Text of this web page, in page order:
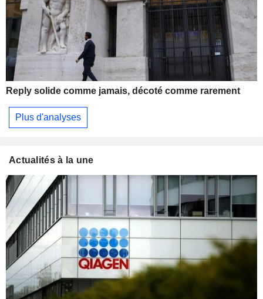
Reply solide comme jamais, décoté comme rarement
Plus d'analyses
Actualités à la une